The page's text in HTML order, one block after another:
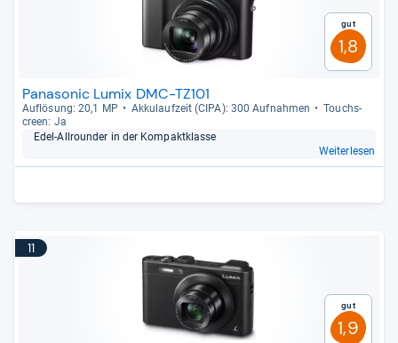
Gut
1,8
Panasonic Lumix DMC-TZ101
Auf­lö­sung: 20,1 MP Akku­lauf­zeit (CIPA): 300 Auf­nah­men
Touch­s­
creen: Ja
Edel-​All­roun­der in der Kom­pakt­klasse
Weiterlesen
11
Gut
1,9